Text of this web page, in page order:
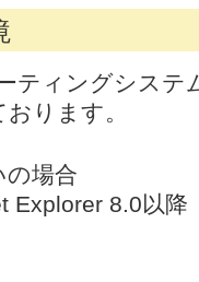
ティングシステ
ります。
の場合
Explorer 8.0以降